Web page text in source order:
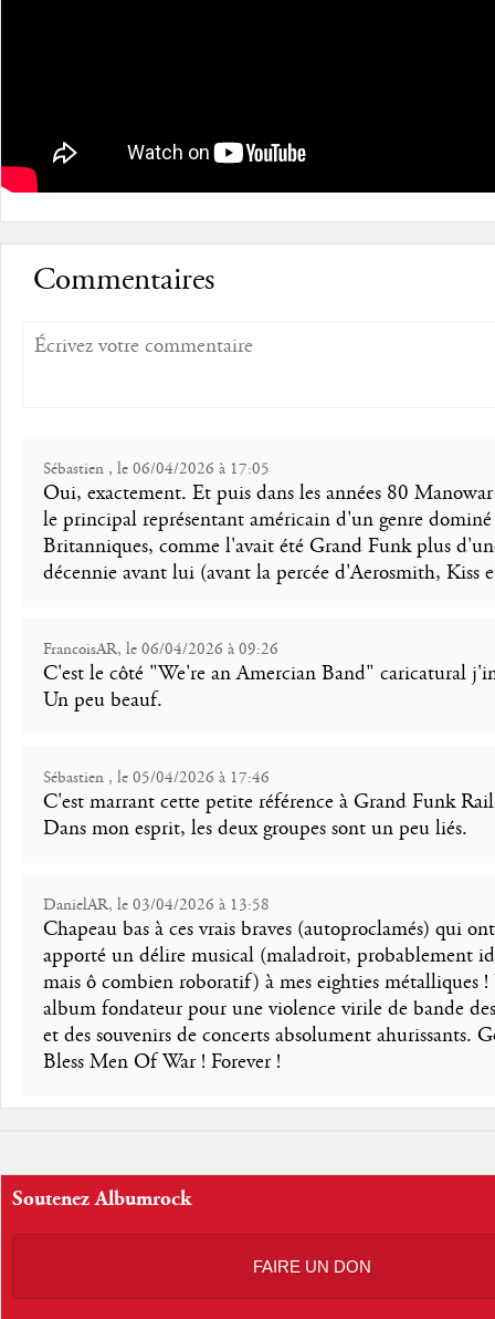
Commentaires
Sébastien , le 06/04/2026 à 17:05
Oui, exactement. Et puis dans les années 80
le principal représentant américain d'un genre dominé
Britanniques, comme l'avait été Grand Funk plus
décennie avant lui (avant la percée d'Aerosmith, Kiss
FrancoisAR, le 06/04/2026 à 09:26
C'est le côté "We're an Amercian Band" caricatural
Un peu beauf.
Sébastien , le 05/04/2026 à 17:46
C'est marrant cette petite référence à Grand Funk
Dans mon esprit, les deux groupes sont un peu liés.
DanielAR, le 03/04/2026 à 13:58
Chapeau bas à ces vrais braves (autoproclamés) qui ont
apporté un délire musical (maladroit, probablement
mais ô combien roboratif) à mes eighties métalliques
album fondateur pour une violence virile de bande
et des souvenirs de concerts absolument ahurissants.
Bless Men Of War ! Forever !
Soutenez Albumrock
FAIRE UN DON